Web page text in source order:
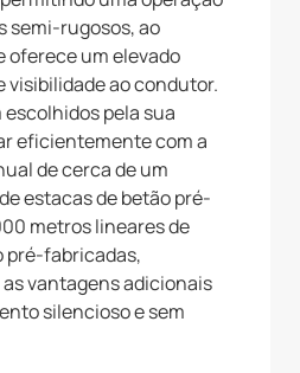
semi-rugosos, ao
oferece um elevado
visibilidade ao condutor.
pela sua
eficientemente com a
de cerca de um
estacas de betão pré-
metros lineares de
pré-fabricadas,
vantagens adicionais
silencioso e sem